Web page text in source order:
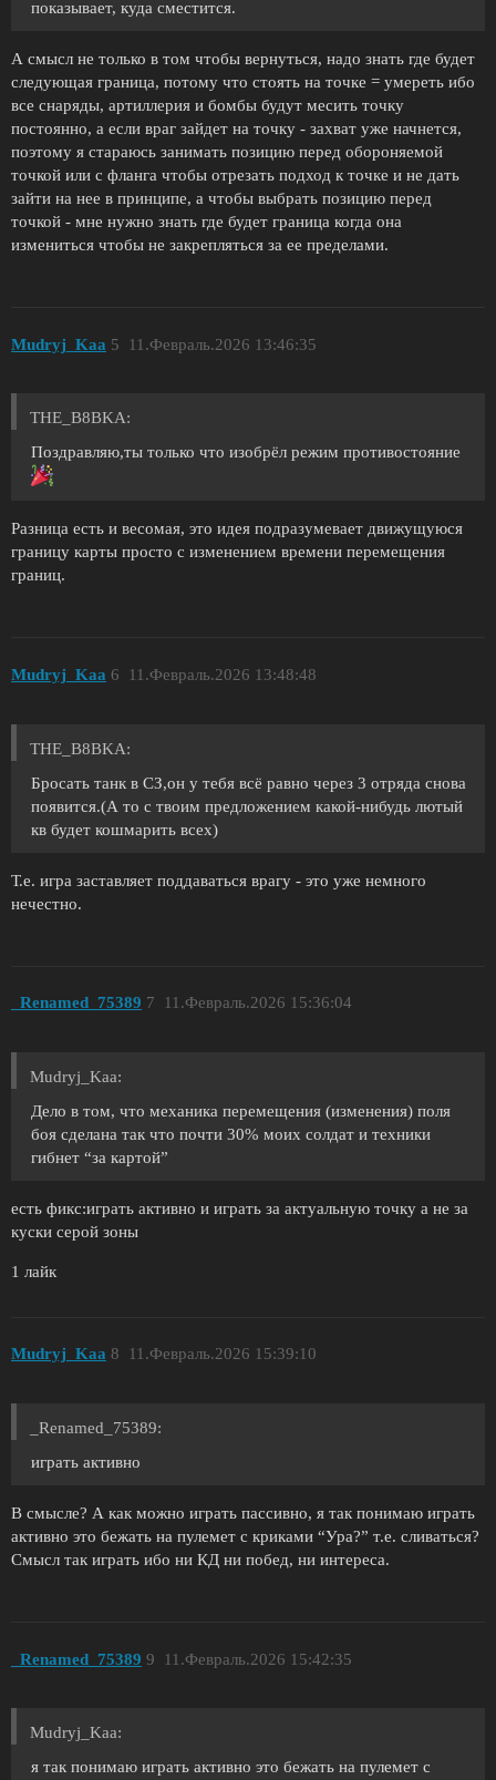
показывает, куда сместится.
А смысл не только в том чтобы вернуться, надо знать где будет
следующая граница, потому что стоять на точке = умереть ибо
все снаряды, артиллерия и бомбы будут месить точку
постоянно, а если враг зайдет на точку - захват уже начнется,
поэтому я стараюсь занимать позицию перед обороняемой
точкой или с фланга чтобы отрезать подход к точке и не дать
зайти на нее в принципе, а чтобы выбрать позицию перед
точкой - мне нужно знать где будет граница когда она
измениться чтобы не закрепляться за ее пределами.
Mudryj_Kaa 11.Февраль.2026 13:46:35
5
THE_B8BKA:
Поздравляю,ты только что изобрёл режим противостояние
Разница есть и весомая, это идея подразумевает движущуюся
границу карты просто с изменением времени перемещения
границ.
Mudryj_Kaa 11.Февраль.2026 13:48:48
6
THE_B8BKA:
Бросать танк в СЗ,он у тебя всё равно через 3 отряда снова
появится.(А то с твоим предложением какой-нибудь лютый
кв будет кошмарить всех)
Т.е. игра заставляет поддаваться врагу - это уже немного
нечестно.
_Renamed_75389 11.Февраль.2026 15:36:04
7
Mudryj_Kaa:
Дело в том, что механика перемещения (изменения) поля
боя сделана так что почти 30% моих солдат и техники
гибнет “за картой”
есть фикс:играть активно и играть за актуальную точку а не за
куски серой зоны
1 лайк
Mudryj_Kaa 11.Февраль.2026 15:39:10
8
_Renamed_75389:
играть активно
В смысле? А как можно играть пассивно, я так понимаю играть
активно это бежать на пулемет с криками “Ура?” т.е. сливаться?
Смысл так играть ибо ни КД ни побед, ни интереса.
_Renamed_75389 11.Февраль.2026 15:42:35
9
Mudryj_Kaa:
я так понимаю играть активно это бежать на пулемет с